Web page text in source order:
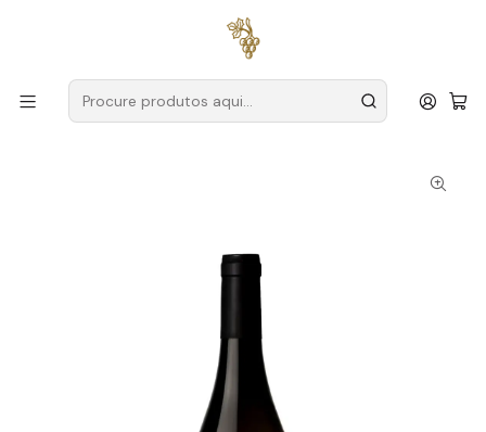
para encomendas a partir de
Produtores Tejo
ODE Winery
Ode Winery Arinto 2023 Tejo Branco 75cl